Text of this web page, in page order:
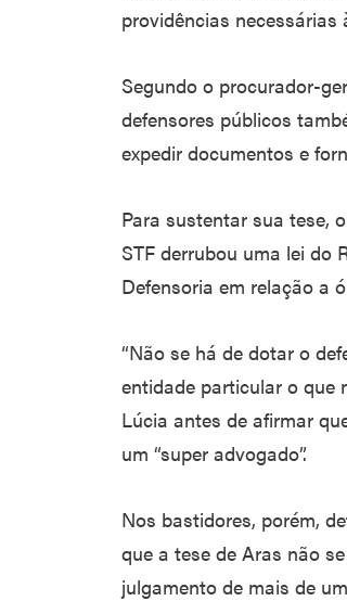
providências necessárias
Segundo o procurador-
defensores públicos
expedir documentos e
Para sustentar sua tese,
STF derrubou uma lei do
Defensoria em relação a
“Não se há de dotar o
entidade particular o que
Lúcia antes de afirmar
um “super advogado”.
Nos bastidores, porém,
que a tese de Aras não
julgamento de mais de